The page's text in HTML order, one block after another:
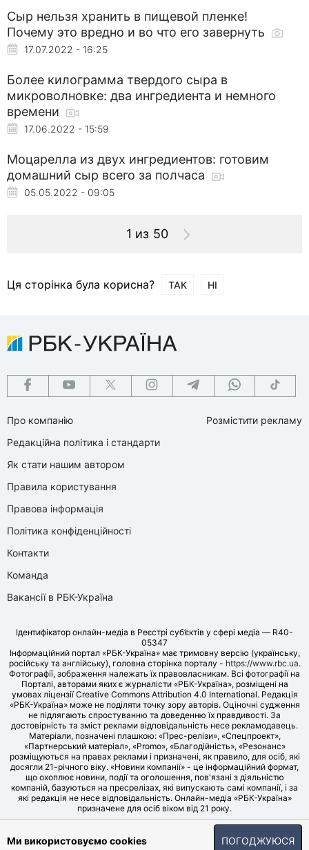
Сыр нельзя хранить в пищевой пленке!
Почему это вредно и во что его завернуть
17.07.2022 - 16:25
Более килограмма твердого сыра в
микроволновке: два ингредиента и немного
времени
17.06.2022 - 15:59
Моцарелла из двух ингредиентов: готовим
домашний сыр всего за полчаса
05.05.2022 - 09:05
1 из 50
Ця сторінка була корисна? ТАК НІ
Про компанію
Редакційна політика і стандарти
Як стати нашим автором
Правила користування
Правова інформація
Політика конфіденційності
Контакти
Команда
Вакансії в РБК-Україна
Розмістити рекламу
Ідентифікатор онлайн-медіа в Реєстрі суб’єктів у сфері медіа — R40-
05347
Інформаційний портал «РБК-Україна» має тримовну версію (українську,
російську та англійську), головна сторінка порталу - https://www.rbc.ua.
Фотографії, зображення належать їх правовласникам. Всі фотографії на
Порталі, авторами яких є журналісти «РБК-Україна», розміщені на
умовах ліцензії Creative Commons Attribution 4.0 International. Редакція
«РБК-Україна» може не поділяти точку зору авторів. Оціночні судження
не підлягають спростуванню та доведенню їх правдивості. За
достовірність та зміст реклами відповідальність несе рекламодавець.
Матеріали, позначені плашкою: «Прес-релізи», «Спецпроект»,
«Партнерський матеріал», «Promo», «Благодійність», «Резонанс»
розміщуються на правах реклами і призначені, як правило, для осіб, які
досягли 21-річного віку. «Новини компанії» - це інформаційний формат,
що охоплює новини, події та оголошення, пов'язані з діяльністю
компаній, базуються на пресрелізах, які випускають самі компанії, і за
які редакція не несе відповідальність. Онлайн-медіа «РБК-Україна»
призначене для осіб віком від 21 року.
© LLC «UBT MEDIA», 2006-2026.
Ми використовуємо cookies ПОГОДЖУЮСЯ